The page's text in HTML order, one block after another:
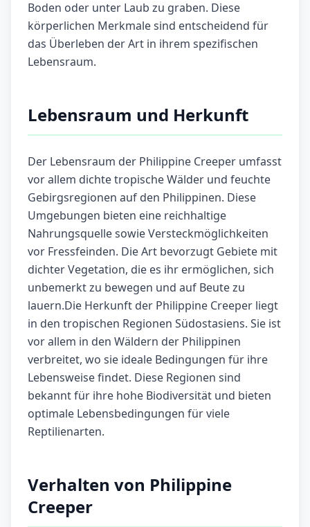
Boden oder unter Laub zu graben. Diese
körperlichen Merkmale sind entscheidend für
das Überleben der Art in ihrem spezifischen
Lebensraum.
Lebensraum und Herkunft
Der Lebensraum der Philippine Creeper umfasst
vor allem dichte tropische Wälder und feuchte
Gebirgsregionen auf den Philippinen. Diese
Umgebungen bieten eine reichhaltige
Nahrungsquelle sowie Versteckmöglichkeiten
vor Fressfeinden. Die Art bevorzugt Gebiete mit
dichter Vegetation, die es ihr ermöglichen, sich
unbemerkt zu bewegen und auf Beute zu
lauern.Die Herkunft der Philippine Creeper liegt
in den tropischen Regionen Südostasiens. Sie ist
vor allem in den Wäldern der Philippinen
verbreitet, wo sie ideale Bedingungen für ihre
Lebensweise findet. Diese Regionen sind
bekannt für ihre hohe Biodiversität und bieten
optimale Lebensbedingungen für viele
Reptilienarten.
Verhalten von Philippine
Creeper